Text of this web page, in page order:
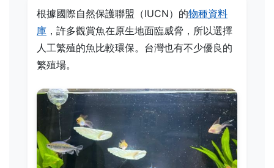
根據國際自然保護聯盟（IUCN）的物種資料
庫 ，許多觀賞魚在原生地面臨威脅，所以選擇
人工繁殖的魚比較環保。台灣也有不少優良的
繁殖場。